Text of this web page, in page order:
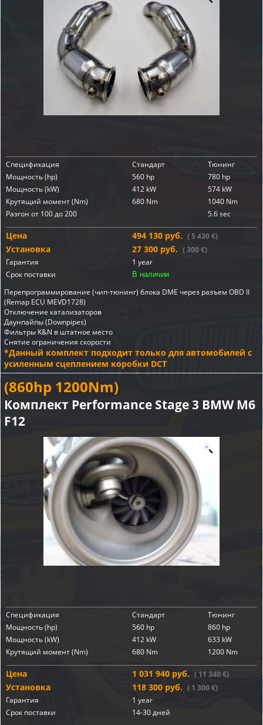
Спецификация Стандарт
Тюнинг
Мощность (hp)
560 hp
780 hp
Мощность (kW)
412 kW
574 kW
Крутящий момент (Nm)
680 Nm
1040 Nm
Разгон от 100 до 200
5.6 sec
Цена 494 130 руб. ( 5 430 €)
Установка 27 300 руб. ( 300 €)
Гарантия
1 year
Срок поставки
В наличии
Перепрограммирование (чип-тюнинг) блока DME через разъем OBD II
(Remap ECU MEVD1728)
Отключение катализаторов
Даунпайпы (Downpipes)
Фильтры K&N в штатное место
Снятие ограничения скорости
*Данный комплект подходит только для автомобилей с
усиленным сцеплением коробки DCT
(860hp 1200Nm)
Комплект Performance Stage 3 BMW M6
F12
Спецификация Стандарт
Тюнинг
Мощность (hp)
560 hp
860 hp
Мощность (kW)
412 kW
633 kW
Крутящий момент (Nm)
680 Nm 1200 Nm
Цена 1 031 940 руб. ( 11 340 €)
Установка 118 300 руб. ( 1 300 €)
Гарантия
1 year
Срок поставки
14-30 дней